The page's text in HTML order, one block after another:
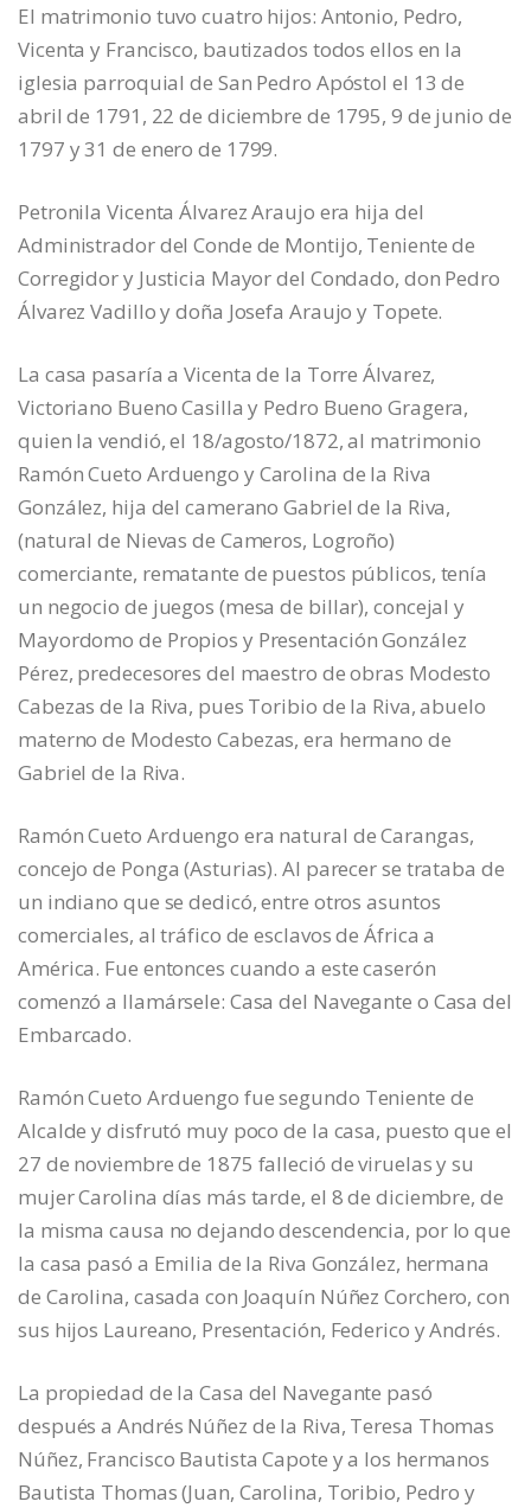
El matrimonio tuvo cuatro hijos: Antonio, Pedro,
Vicenta y Francisco, bautizados todos ellos en la
iglesia parroquial de San Pedro Apóstol el 13 de
abril de 1791, 22 de diciembre de 1795, 9 de junio de
1797 y 31 de enero de 1799.
Petronila Vicenta Álvarez Araujo era hija del
Administrador del Conde de Montijo, Teniente de
Corregidor y Justicia Mayor del Condado, don Pedro
Álvarez Vadillo y doña Josefa Araujo y Topete.
La casa pasaría a Vicenta de la Torre Álvarez,
Victoriano Bueno Casilla y Pedro Bueno Gragera,
quien la vendió, el 18/agosto/1872, al matrimonio
Ramón Cueto Arduengo y Carolina de la Riva
González, hija del camerano Gabriel de la Riva,
(natural de Nievas de Cameros, Logroño)
comerciante, rematante de puestos públicos, tenía
un negocio de juegos (mesa de billar), concejal y
Mayordomo de Propios y Presentación González
Pérez, predecesores del maestro de obras Modesto
Cabezas de la Riva, pues Toribio de la Riva, abuelo
materno de Modesto Cabezas, era hermano de
Gabriel de la Riva.
Ramón Cueto Arduengo era natural de Carangas,
concejo de Ponga (Asturias). Al parecer se trataba de
un indiano que se dedicó, entre otros asuntos
comerciales, al tráfico de esclavos de África a
América. Fue entonces cuando a este caserón
comenzó a llamársele: Casa del Navegante o Casa del
Embarcado.
Ramón Cueto Arduengo fue segundo Teniente de
Alcalde y disfrutó muy poco de la casa, puesto que el
27 de noviembre de 1875 falleció de viruelas y su
mujer Carolina días más tarde, el 8 de diciembre, de
la misma causa no dejando descendencia, por lo que
la casa pasó a Emilia de la Riva González, hermana
de Carolina, casada con Joaquín Núñez Corchero, con
sus hijos Laureano, Presentación, Federico y Andrés.
La propiedad de la Casa del Navegante pasó
después a Andrés Núñez de la Riva, Teresa Thomas
Núñez, Francisco Bautista Capote y a los hermanos
Bautista Thomas (Juan, Carolina, Toribio, Pedro y